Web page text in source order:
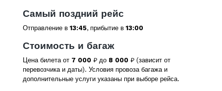
Самый поздний рейс
Отправление в13:45, прибытие в13:00
Стоимость и багаж
Цена билета от 7 000 ₽ до 8 000 ₽ (зависит от
перевозчика и даты). Условия провоза багажа и
дополнительные услуги указаны при выборе рейса.